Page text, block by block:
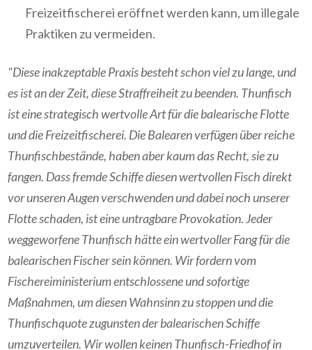
Freizeitfischerei eröffnet werden kann, um illegale
Praktiken zu vermeiden.
"Diese inakzeptable Praxis besteht schon viel zu lange, und
es ist an der Zeit, diese Straffreiheit zu beenden. Thunfisch
ist eine strategisch wertvolle Art für die balearische Flotte
und die Freizeitfischerei. Die Balearen verfügen über reiche
Thunfischbestände, haben aber kaum das Recht, sie zu
fangen. Dass fremde Schiffe diesen wertvollen Fisch direkt
vor unseren Augen verschwenden und dabei noch unserer
Flotte schaden, ist eine untragbare Provokation. Jeder
weggeworfene Thunfisch hätte ein wertvoller Fang für die
balearischen Fischer sein können. Wir fordern vom
Fischereiministerium entschlossene und sofortige
Maßnahmen, um diesen Wahnsinn zu stoppen und die
Thunfischquote zugunsten der balearischen Schiffe
umzuverteilen. Wir wollen keinen Thunfisch-Friedhof in